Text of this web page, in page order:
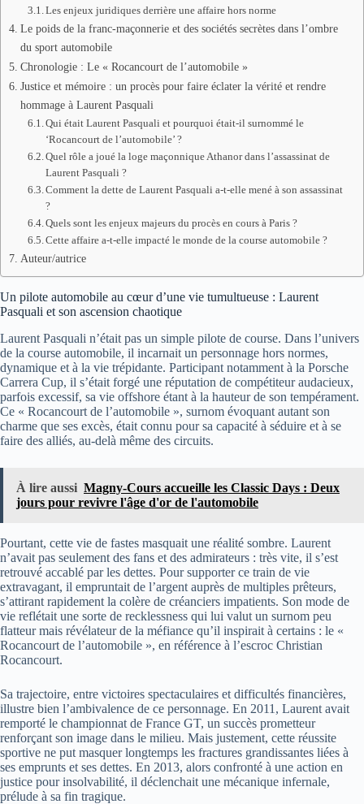
Les enjeux juridiques derrière une affaire hors norme
Le poids de la franc-maçonnerie et des sociétés secrètes dans l’ombre
du sport automobile
Chronologie : Le « Rocancourt de l’automobile »
Justice et mémoire : un procès pour faire éclater la vérité et rendre
hommage à Laurent Pasquali
Qui était Laurent Pasquali et pourquoi était-il surnommé le
‘Rocancourt de l’automobile’ ?
Quel rôle a joué la loge maçonnique Athanor dans l’assassinat de
Laurent Pasquali ?
Comment la dette de Laurent Pasquali a-t-elle mené à son assassinat
?
Quels sont les enjeux majeurs du procès en cours à Paris ?
Cette affaire a-t-elle impacté le monde de la course automobile ?
Auteur/autrice
Un pilote automobile au cœur d’une vie tumultueuse : Laurent
Pasquali et son ascension chaotique
Laurent Pasquali n’était pas un simple pilote de course. Dans l’univers
de la course automobile, il incarnait un personnage hors normes,
dynamique et à la vie trépidante. Participant notamment à la Porsche
Carrera Cup, il s’était forgé une réputation de compétiteur audacieux,
parfois excessif, sa vie offshore étant à la hauteur de son tempérament.
Ce « Rocancourt de l’automobile », surnom évoquant autant son
charme que ses excès, était connu pour sa capacité à séduire et à se
faire des alliés, au-delà même des circuits.
À lire aussi Magny-Cours accueille les Classic Days : Deux
jours pour revivre l'âge d'or de l'automobile
Pourtant, cette vie de fastes masquait une réalité sombre. Laurent
n’avait pas seulement des fans et des admirateurs : très vite, il s’est
retrouvé accablé par les dettes. Pour supporter ce train de vie
extravagant, il empruntait de l’argent auprès de multiples prêteurs,
s’attirant rapidement la colère de créanciers impatients. Son mode de
vie reflétait une sorte de recklessness qui lui valut un surnom peu
flatteur mais révélateur de la méfiance qu’il inspirait à certains : le «
Rocancourt de l’automobile », en référence à l’escroc Christian
Rocancourt.
Sa trajectoire, entre victoires spectaculaires et difficultés financières,
illustre bien l’ambivalence de ce personnage. En 2011, Laurent avait
remporté le championnat de France GT, un succès prometteur
renforçant son image dans le milieu. Mais justement, cette réussite
sportive ne put masquer longtemps les fractures grandissantes liées à
ses emprunts et ses dettes. En 2013, alors confronté à une action en
justice pour insolvabilité, il déclenchait une mécanique infernale,
prélude à sa fin tragique.